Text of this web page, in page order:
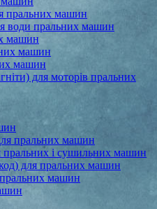
пральних машин
води пральних машин
машин
машин
машин
для моторів пральних
пральних машин
пральних і сушильних машин
для пральних машин
машин